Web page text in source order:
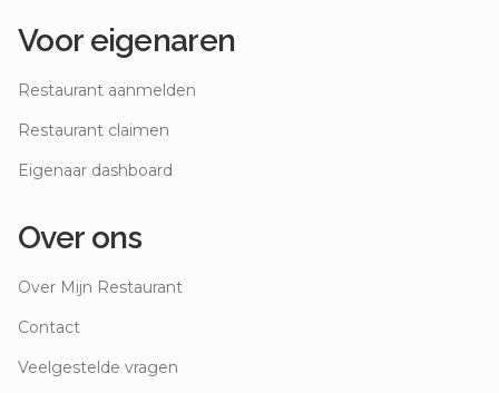
Voor eigenaren
Restaurant aanmelden
Restaurant claimen
Eigenaar dashboard
Over ons
Over Mijn Restaurant
Contact
Veelgestelde vragen